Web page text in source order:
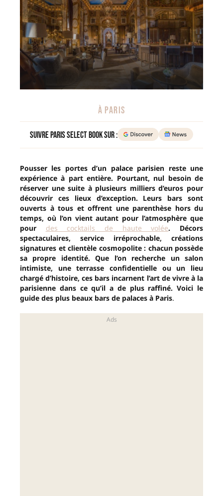
À PARIS
Suivre Paris Select Book sur :
Pousser les portes d’un palace parisien reste une
expérience à part entière. Pourtant, nul besoin de
réserver une suite à plusieurs milliers d’euros pour
découvrir ces lieux d’exception. Leurs bars sont
ouverts à tous et offrent une parenthèse hors du
temps, où l’on vient autant pour l’atmosphère que
pour des cocktails de haute volée. Décors
spectaculaires, service irréprochable, créations
signatures et clientèle cosmopolite : chacun possède
sa propre identité. Que l’on recherche un salon
intimiste, une terrasse confidentielle ou un lieu
chargé d’histoire, ces bars incarnent l’art de vivre à la
parisienne dans ce qu’il a de plus raffiné. Voici le
guide des plus beaux bars de palaces à Paris.